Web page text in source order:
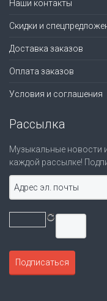
Наши контакты
Скидки и
Доставка заказов
Оплата заказов
Условия и соглашения
Рассылка
Музыкальные
каждой рассылке!